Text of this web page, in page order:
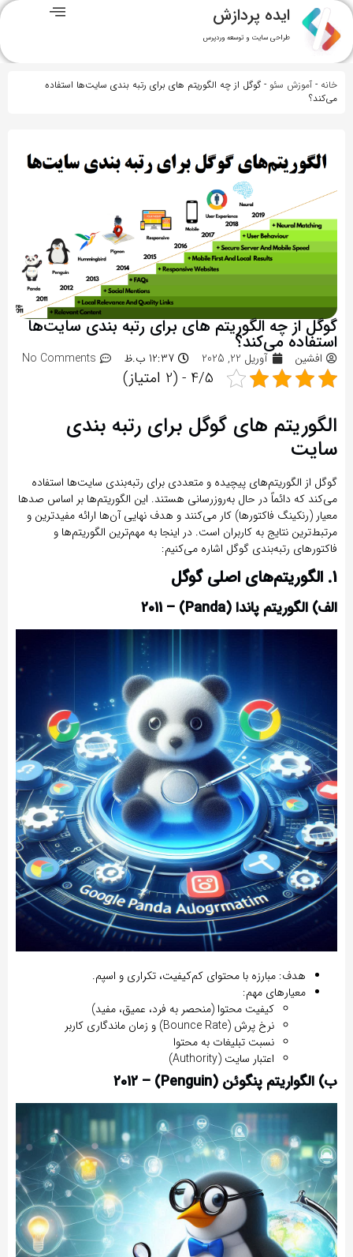
ایده پردازش
طراحی سایت و توسعه وردپرس
خانه - آموزش سئو - گوگل از چه الگوریتم های برای رتبه بندی سایت‌ها استفاده
می‌کند؟
گوگل از چه الگوریتم های برای رتبه بندی سایت‌ها
استفاده می‌کند؟
افشین آوریل 22, 2025 12:37 ب.ظ No Comments
4/5 - (2 امتیاز)
الگوریتم های گوگل برای رتبه بندی
سایت
گوگل از الگوریتم‌های پیچیده و متعددی برای رتبه‌بندی سایت‌ها استفاده
می‌کند که دائماً در حال به‌روزرسانی هستند. این الگوریتم‌ها بر اساس صدها
معیار (رنکینگ فاکتورها) کار می‌کنند و هدف نهایی آن‌ها ارائه مفیدترین و
مرتبط‌ترین نتایج به کاربران است. در اینجا به مهم‌ترین الگوریتم‌ها و
فاکتورهای رتبه‌بندی گوگل اشاره می‌کنیم:
1. الگوریتم‌های اصلی گوگل
الف) الگوریتم پاندا (Panda) – 2011
هدف: مبارزه با محتوای کم‌کیفیت، تکراری و اسپم.
معیارهای مهم:
کیفیت محتوا (منحصر به فرد، عمیق، مفید)
نرخ پرش (Bounce Rate) و زمان ماندگاری کاربر
نسبت تبلیغات به محتوا
اعتبار سایت (Authority)
ب) الگواریتم پنگوئن (Penguin) – 2012